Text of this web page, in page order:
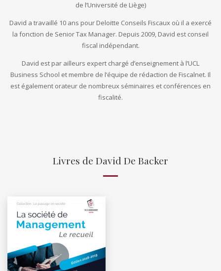
de l’Université de Liège)
David a travaillé 10 ans pour Deloitte Conseils Fiscaux où il a exercé
la fonction de Senior Tax Manager. Depuis 2009, David est conseil
fiscal indépendant.
David est par ailleurs expert chargé d’enseignement à l’UCL
Business School et membre de l’équipe de rédaction de Fiscalnet. Il
est également orateur de nombreux séminaires et conférences en
fiscalité.
Livres de David De Backer